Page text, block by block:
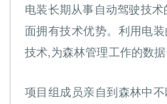
电装长期从事自动驾驶技
面拥有技术优势。利用电
技术,为森林管理工作的数据
项目组成员亲自到森林中